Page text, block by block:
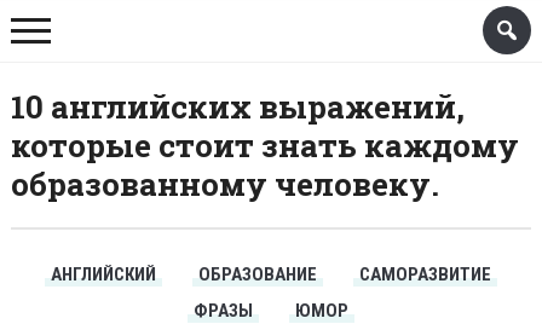
10 английских выражений,
которые стоит знать каждому
образованному человеку.
АНГЛИЙСКИЙ ОБРАЗОВАНИЕ
САМОРАЗВИТИЕ
ФРАЗЫ
ЮМОР